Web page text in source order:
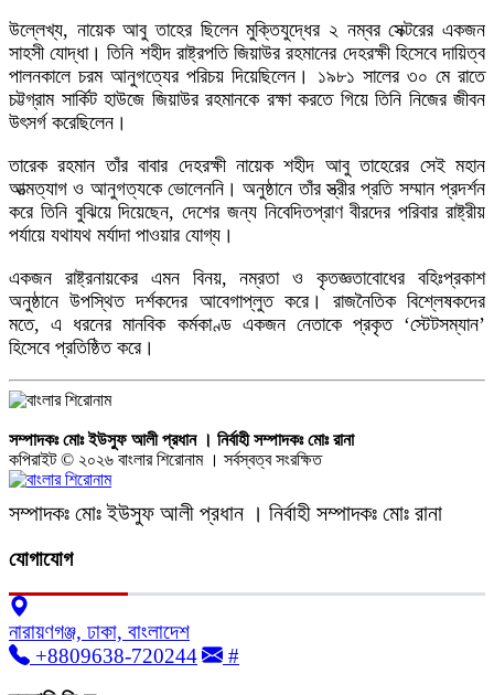
উল্লেখ্য, নায়েক আবু তাহের ছিলেন মুক্তিযুদ্ধের ২ নম্বর সেক্টরের একজন
সাহসী যোদ্ধা। তিনি শহীদ রাষ্ট্রপতি জিয়াউর রহমানের দেহরক্ষী হিসেবে দায়িত্ব
পালনকালে চরম আনুগত্যের পরিচয় দিয়েছিলেন। ১৯৮১ সালের ৩০ মে রাতে
চট্টগ্রাম সার্কিট হাউজে জিয়াউর রহমানকে রক্ষা করতে গিয়ে তিনি নিজের জীবন
উৎসর্গ করেছিলেন।
তারেক রহমান তাঁর বাবার দেহরক্ষী নায়েক শহীদ আবু তাহেরের সেই মহান
আত্মত্যাগ ও আনুগত্যকে ভোলেননি। অনুষ্ঠানে তাঁর স্ত্রীর প্রতি সম্মান প্রদর্শন
করে তিনি বুঝিয়ে দিয়েছেন, দেশের জন্য নিবেদিতপ্রাণ বীরদের পরিবার রাষ্ট্রীয়
পর্যায়ে যথাযথ মর্যাদা পাওয়ার যোগ্য।
একজন রাষ্ট্রনায়কের এমন বিনয়, নম্রতা ও কৃতজ্ঞতাবোধের বহিঃপ্রকাশ
অনুষ্ঠানে উপস্থিত দর্শকদের আবেগাপ্লুত করে। রাজনৈতিক বিশ্লেষকদের
মতে, এ ধরনের মানবিক কর্মকাণ্ড একজন নেতাকে প্রকৃত ‘স্টেটসম্যান’
হিসেবে প্রতিষ্ঠিত করে।
সম্পাদকঃ মোঃ ইউসুফ আলী প্রধান । নির্বাহী সম্পাদকঃ মোঃ রানা
কপিরাইট © ২০২৬ বাংলার শিরোনাম । সর্বস্বত্ব সংরক্ষিত
সম্পাদকঃ মোঃ ইউসুফ আলী প্রধান । নির্বাহী সম্পাদকঃ মোঃ রানা
যোগাযোগ
নারায়ণগঞ্জ, ঢাকা, বাংলাদেশ
+8809638-720244
#